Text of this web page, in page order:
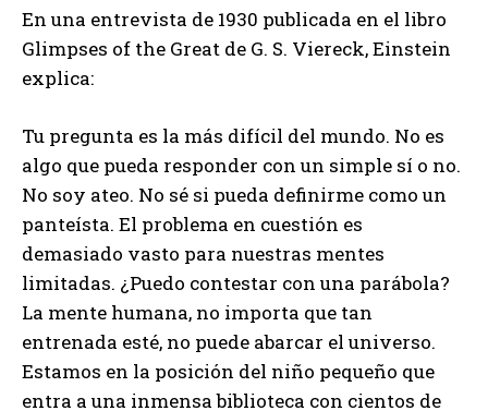
En una entrevista de 1930 publicada en el libro
Glimpses of the Great de G. S. Viereck, Einstein
explica:
Tu pregunta es la más difícil del mundo. No es
algo que pueda responder con un simple sí o no.
No soy ateo. No sé si pueda definirme como un
panteísta. El problema en cuestión es
demasiado vasto para nuestras mentes
limitadas. ¿Puedo contestar con una parábola?
La mente humana, no importa que tan
entrenada esté, no puede abarcar el universo.
Estamos en la posición del niño pequeño que
entra a una inmensa biblioteca con cientos de